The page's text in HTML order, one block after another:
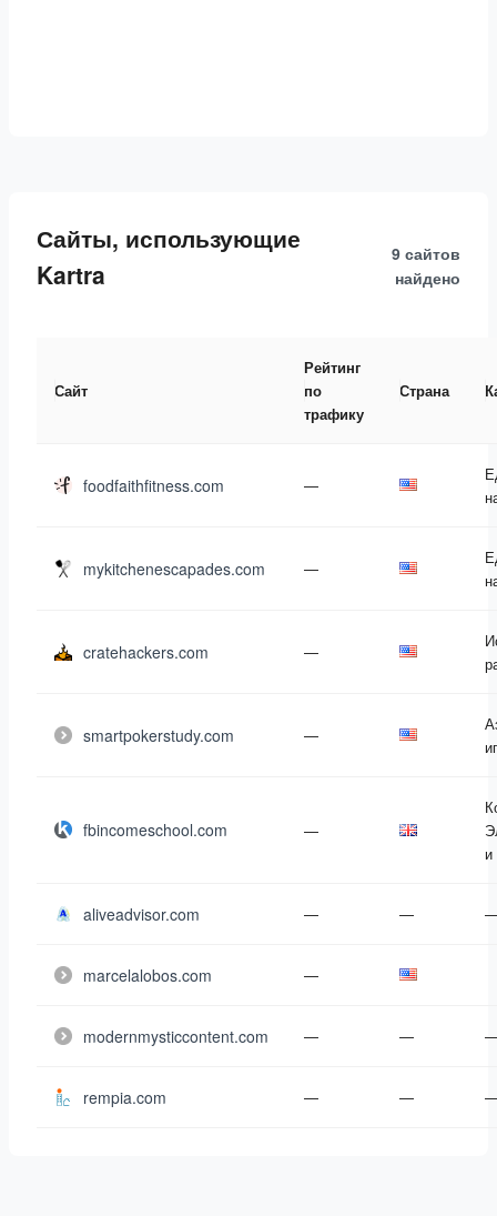
Сайты, использующие
Kartra
9 сайтов
найдено
Сайт
Рейтинг
по
трафику
Страна
foodfaithfitness.com —
mykitchenescapades.com —
cratehackers.com —
smartpokerstudy.com —
fbincomeschool.com —
и
aliveadvisor.com — —
marcelalobos.com —
modernmysticcontent.com — —
rempia.com — —